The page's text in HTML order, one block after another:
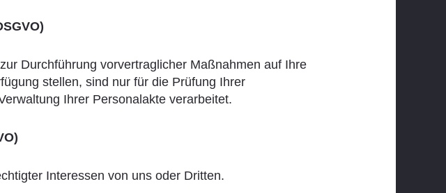
Durchführung vorvertraglicher Maßnahmen auf Ihre
stellen, sind nur für die Prüfung Ihrer
Ihrer Personalakte verarbeitet.
Interessen von uns oder Dritten.